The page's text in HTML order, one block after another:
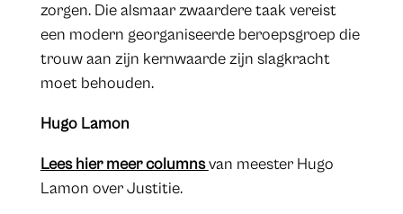
zorgen. Die alsmaar zwaardere taak vereist
een modern georganiseerde beroepsgroep die
trouw aan zijn kernwaarde zijn slagkracht
moet behouden.
Hugo Lamon
Lees hier meer columnsvan meester Hugo
Lamon over Justitie.